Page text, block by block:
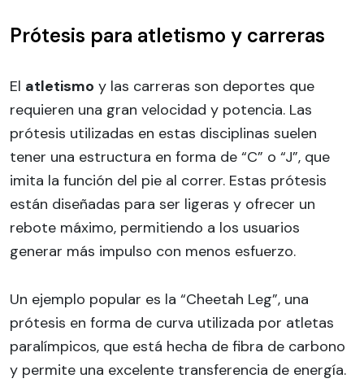
Prótesis para atletismo y carreras
El atletismo y las carreras son deportes que
requieren una gran velocidad y potencia. Las
prótesis utilizadas en estas disciplinas suelen
tener una estructura en forma de “C” o “J”, que
imita la función del pie al correr. Estas prótesis
están diseñadas para ser ligeras y ofrecer un
rebote máximo, permitiendo a los usuarios
generar más impulso con menos esfuerzo.
Un ejemplo popular es la “Cheetah Leg”, una
prótesis en forma de curva utilizada por atletas
paralímpicos, que está hecha de fibra de carbono
y permite una excelente transferencia de energía.